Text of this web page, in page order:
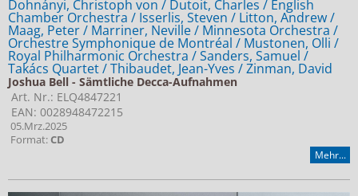
Dohnányi, Christoph von / Dutoit, Charles / English
Chamber Orchestra / Isserlis, Steven / Litton, Andrew /
Maag, Peter / Marriner, Neville / Minnesota Orchestra /
Orchestre Symphonique de Montréal / Mustonen, Olli /
Royal Philharmonic Orchestra / Sanders, Samuel /
Takács Quartet / Thibaudet, Jean-Yves / Zinman, David
Joshua Bell - Sämtliche Decca-Aufnahmen
Art. Nr.: ELQ4847221
EAN: 0028948472215
05.Mrz.2025
Format:CD
Mehr...